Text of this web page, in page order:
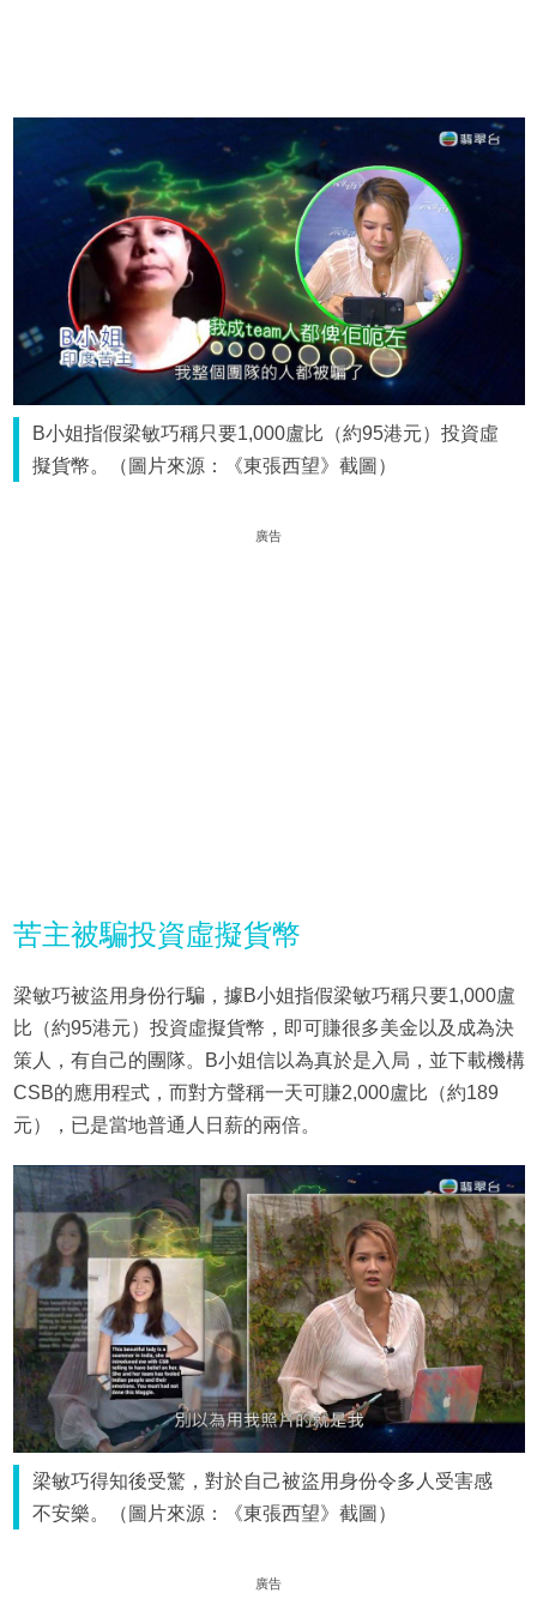
B小姐指假梁敏巧稱只要1,000盧比（約95港元）投資虛
擬貨幣。（圖片來源：《東張西望》截圖）
廣告
苦主被騙投資虛擬貨幣
梁敏巧被盜用身份行騙，據B小姐指假梁敏巧稱只要1,000盧
比（約95港元）投資虛擬貨幣，即可賺很多美金以及成為決
策人，有自己的團隊。B小姐信以為真於是入局，並下載機構
CSB的應用程式，而對方聲稱一天可賺2,000盧比（約189
元），已是當地普通人日薪的兩倍。
梁敏巧得知後受驚，對於自己被盜用身份令多人受害感
不安樂。（圖片來源：《東張西望》截圖）
廣告